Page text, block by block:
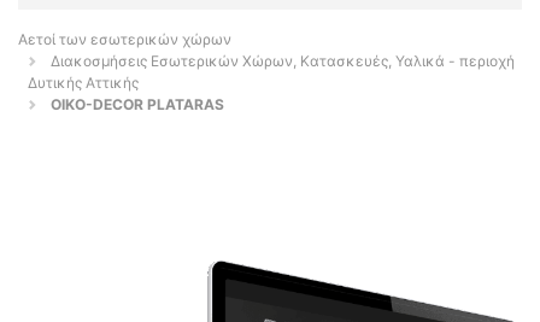
Αετοί των εσωτερικών χώρων
Διακοσμήσεις Εσωτερικών Χώρων, Κατασκευές, Υαλικά - περιοχή
Δυτικής Αττικής
OIKO-DECOR PLATARAS